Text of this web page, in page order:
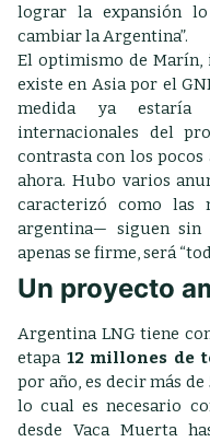
lograr la expansión
cambiar la Argentina”.
El optimismo de
existe en Asia por el
medida ya estaría
internacionales del
contrasta con los pocos
ahora. Hubo varios
caracterizó como las
argentina— siguen sin
apenas se firme, será
Un proyecto
Argentina LNG tiene
etapa 12 millones de
por año, es decir más de
lo cual es necesario
desde Vaca Muerta